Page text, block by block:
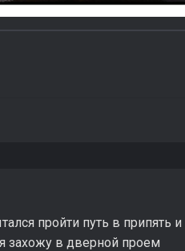
пройти путь в припять
захожу в дверной проем